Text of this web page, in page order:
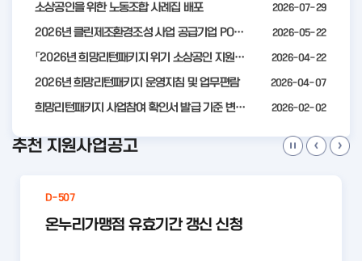
소상공인을 위한 노동조합 사례집 배포 2026-07-29
2026년 클린제조환경조성 사업 공급기업 POOL 안내 2026-05-22
「2026년 희망리턴패키지 위기 소상공인 지원」모집 통합 2차 수정 공고 2026-04-22
2026년 희망리턴패키지 운영지침 및 업무편람 2026-04-07
희망리턴패키지 사업참여 확인서 발급 기준 변경 안내 2026-02-02
추천 지원사업공고
D-507
온누리가맹점 유효기간 갱신 신청